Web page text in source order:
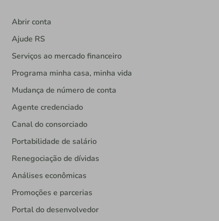
Abrir conta
Ajude RS
Serviços ao mercado financeiro
Programa minha casa, minha vida
Mudança de número de conta
Agente credenciado
Canal do consorciado
Portabilidade de salário
Renegociação de dívidas
Análises econômicas
Promoções e parcerias
Portal do desenvolvedor